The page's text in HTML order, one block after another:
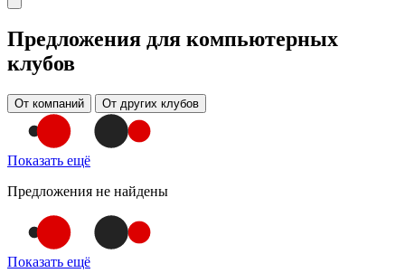
Предложения для компьютерных
клубов
От компаний От других клубов
Показать ещё
Предложения не найдены
Показать ещё